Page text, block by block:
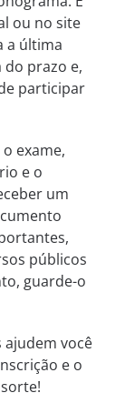
ou no site
a última
prazo e,
participar
exame,
e o
um
públicos
guarde-o
ajudem você
e o